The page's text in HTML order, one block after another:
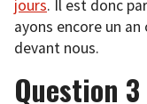
jours. Il est donc
ayons encore un
devant nous.
Question